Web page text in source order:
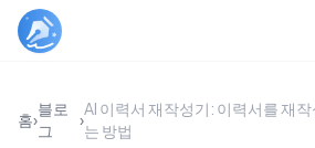
홈›
블로
그
›
AI 이력서 재작성기: 이력서를 재
는 방법